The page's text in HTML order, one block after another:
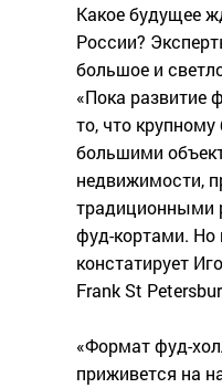
Какое будущее
России?
большое и
«Пока развитие
то, что
большими
недвижимости,
традиционными
фуд-кортами.
констатирует
Frank St
«Формат фуд-
приживется на